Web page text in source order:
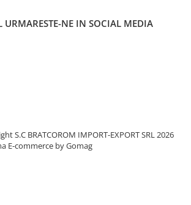
gradina
gradina
URMARESTE-NE IN SOCIAL MEDIA
S.C BRATCOROM IMPORT-EXPORT SRL 2026
E-commerce by Gomag